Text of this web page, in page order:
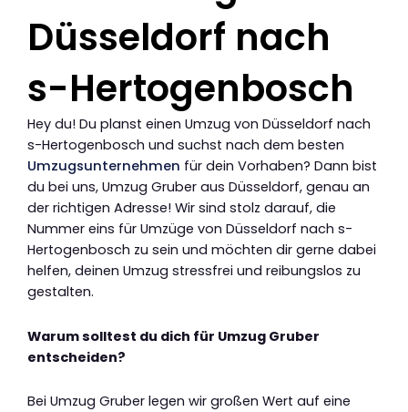
Düsseldorf nach
s-Hertogenbosch
Hey du! Du planst einen Umzug von Düsseldorf nach
s-Hertogenbosch und suchst nach dem besten
Umzugsunternehmen für dein Vorhaben? Dann bist
du bei uns, Umzug Gruber aus Düsseldorf, genau an
der richtigen Adresse! Wir sind stolz darauf, die
Nummer eins für Umzüge von Düsseldorf nach s-
Hertogenbosch zu sein und möchten dir gerne dabei
helfen, deinen Umzug stressfrei und reibungslos zu
gestalten.
Warum solltest du dich für Umzug Gruber
entscheiden?
Bei Umzug Gruber legen wir großen Wert auf eine